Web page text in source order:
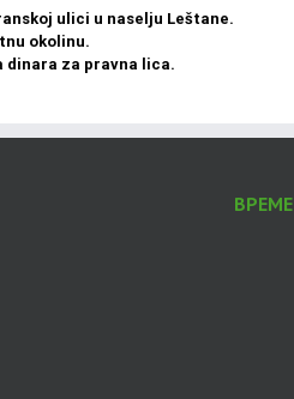
ulici u naselju Leštane.
okolinu.
dinara za pravna lica.
ВРЕМЕ